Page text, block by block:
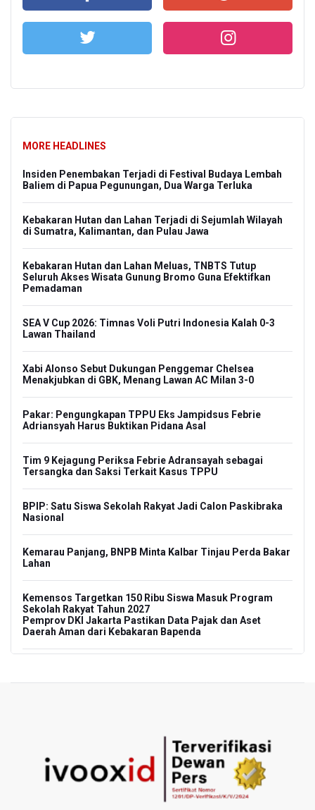
MORE HEADLINES
Insiden Penembakan Terjadi di Festival Budaya Lembah
Baliem di Papua Pegunungan, Dua Warga Terluka
Kebakaran Hutan dan Lahan Terjadi di Sejumlah Wilayah
di Sumatra, Kalimantan, dan Pulau Jawa
Kebakaran Hutan dan Lahan Meluas, TNBTS Tutup
Seluruh Akses Wisata Gunung Bromo Guna Efektifkan
Pemadaman
SEA V Cup 2026: Timnas Voli Putri Indonesia Kalah 0-3
Lawan Thailand
Xabi Alonso Sebut Dukungan Penggemar Chelsea
Menakjubkan di GBK, Menang Lawan AC Milan 3-0
Pakar: Pengungkapan TPPU Eks Jampidsus Febrie
Adriansyah Harus Buktikan Pidana Asal
Tim 9 Kejagung Periksa Febrie Adransayah sebagai
Tersangka dan Saksi Terkait Kasus TPPU
BPIP: Satu Siswa Sekolah Rakyat Jadi Calon Paskibraka
Nasional
Kemarau Panjang, BNPB Minta Kalbar Tinjau Perda Bakar
Lahan
Kemensos Targetkan 150 Ribu Siswa Masuk Program
Sekolah Rakyat Tahun 2027
Pemprov DKI Jakarta Pastikan Data Pajak dan Aset
Daerah Aman dari Kebakaran Bapenda
Senjata di Sekolah Swasta Jakarta Selatan
Amnesty International Kecam Penangkapan Dua
Warganet atas Konten Pidato Presiden, Nilai
Kriminalisasi Kritik Persempit Ruang Sipil